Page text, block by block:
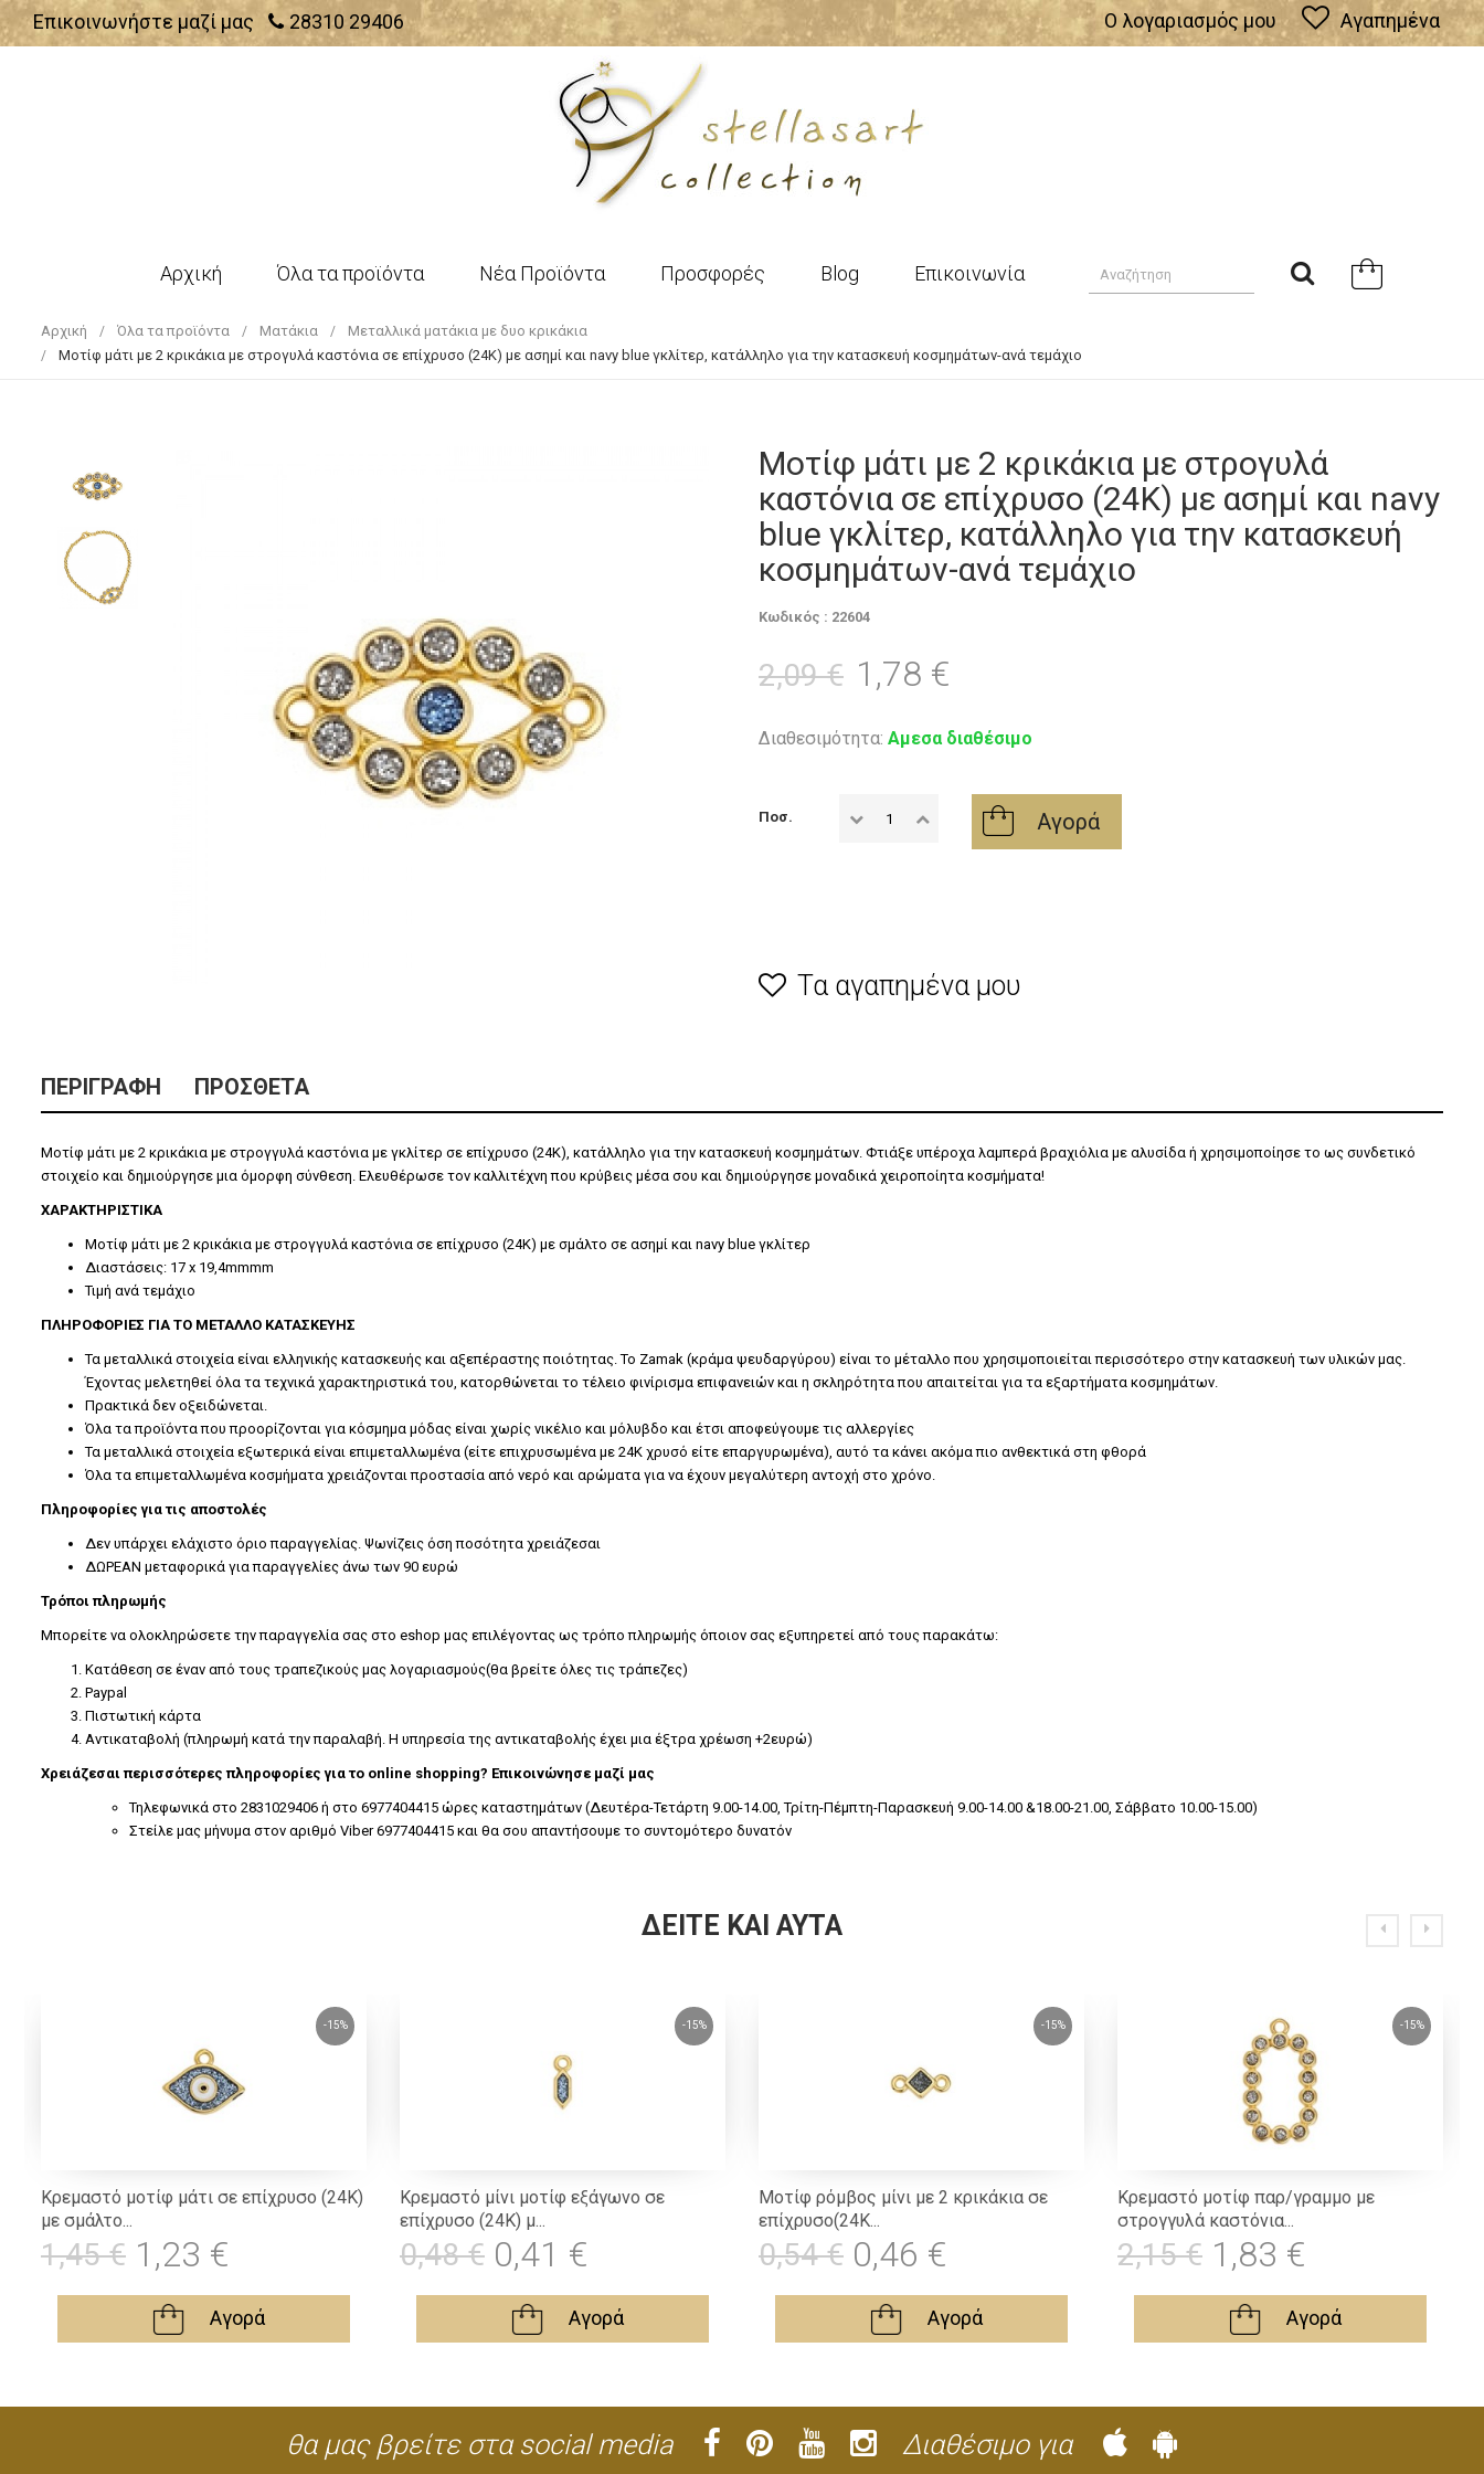
Επικοινωνήστε μαζί μας 28310 29406 Ο λογαριασμός μου Αγαπημένα
Αρχική Όλα τα προϊόντα Νέα Προϊόντα Προσφορές Blog Επικοινωνία
Αρχική Όλα τα προϊόντα Ματάκια
Μεταλλικά ματάκια με δυο κρικάκια
Μοτίφ μάτι με 2 κρικάκια με στρογυλά καστόνια σε επίχρυσο (24Κ) με ασημί και navy blue γκλίτερ, κατάλληλο για την κατασκευή κοσμημάτων-ανά τεμάχιο
Μοτίφ μάτι με 2 κρικάκια με στρογυλά
καστόνια σε επίχρυσο (24Κ) με ασημί και navy
blue γκλίτερ, κατάλληλο για την κατασκευή
κοσμημάτων-ανά τεμάχιο
Κωδικός : 22604
2,09 € 1,78 €
Διαθεσιμότητα: Αμεσα διαθέσιμο
Ποσ. Αγορά
Τα αγαπημένα μου
ΠΕΡΙΓΡΑΦΉ ΠΡΌΣΘΕΤΑ
Μοτίφ μάτι με 2 κρικάκια με στρογγυλά καστόνια με γκλίτερ σε επίχρυσο (24Κ), κατάλληλο για την κατασκευή κοσμημάτων. Φτιάξε υπέροχα λαμπερά βραχιόλια με αλυσίδα ή χρησιμοποίησε το ως συνδετικό
στοιχείο και δημιούργησε μια όμορφη σύνθεση. Ελευθέρωσε τον καλλιτέχνη που κρύβεις μέσα σου και δημιούργησε μοναδικά χειροποίητα κοσμήματα!
ΧΑΡΑΚΤΗΡΙΣΤΙΚΑ
Μοτίφ μάτι με 2 κρικάκια με στρογγυλά καστόνια σε επίχρυσο (24Κ) με σμάλτο σε ασημί και navy blue γκλίτερ
Διαστάσεις: 17 x 19,4mmmm
Τιμή ανά τεμάχιο
ΠΛΗΡΟΦΟΡΙΕΣ ΓΙΑ ΤΟ ΜΕΤΑΛΛΟ ΚΑΤΑΣΚΕΥΗΣ
Τα μεταλλικά στοιχεία είναι ελληνικής κατασκευής και αξεπέραστης ποιότητας. Το Zamak (κράμα ψευδαργύρου) είναι το μέταλλο που χρησιμοποιείται περισσότερο στην κατασκευή των υλικών μας.
Έχοντας μελετηθεί όλα τα τεχνικά χαρακτηριστικά του, κατορθώνεται το τέλειο φινίρισμα επιφανειών και η σκληρότητα που απαιτείται για τα εξαρτήματα κοσμημάτων.
Πρακτικά δεν οξειδώνεται.
Όλα τα προϊόντα που προορίζονται για κόσμημα μόδας είναι χωρίς νικέλιο και μόλυβδο και έτσι αποφεύγουμε τις αλλεργίες
Τα μεταλλικά στοιχεία εξωτερικά είναι επιμεταλλωμένα (είτε επιχρυσωμένα με 24Κ χρυσό είτε επαργυρωμένα), αυτό τα κάνει ακόμα πιο ανθεκτικά στη φθορά
Όλα τα επιμεταλλωμένα κοσμήματα χρειάζονται προστασία από νερό και αρώματα για να έχουν μεγαλύτερη αντοχή στο χρόνο.
Πληροφορίες για τις αποστολές
Δεν υπάρχει ελάχιστο όριο παραγγελίας. Ψωνίζεις όση ποσότητα χρειάζεσαι
ΔΩΡΕΑΝ μεταφορικά για παραγγελίες άνω των 90 ευρώ
Τρόποι πληρωμής
Μπορείτε να ολοκληρώσετε την παραγγελία σας στο eshop μας επιλέγοντας ως τρόπο πληρωμής όποιον σας εξυπηρετεί από τους παρακάτω:
Κατάθεση σε έναν από τους τραπεζικούς μας λογαριασμούς(θα βρείτε όλες τις τράπεζες)
Paypal
Πιστωτική κάρτα
Αντικαταβολή (πληρωμή κατά την παραλαβή. Η υπηρεσία της αντικαταβολής έχει μια έξτρα χρέωση +2ευρώ)
Χρειάζεσαι περισσότερες πληροφορίες για το online shopping? Επικοινώνησε μαζί μας
Τηλεφωνικά στο 2831029406 ή στο 6977404415 ώρες καταστημάτων (Δευτέρα-Τετάρτη 9.00-14.00, Τρίτη-Πέμπτη-Παρασκευή 9.00-14.00 &18.00-21.00, Σάββατο 10.00-15.00)
Στείλε μας μήνυμα στον αριθμό Viber 6977404415 και θα σου απαντήσουμε το συντομότερο δυνατόν
ΔΕΊΤΕ ΚΑΙ ΑΥΤΆ
-15%
Κρεμαστό μοτίφ μάτι σε επίχρυσο (24Κ)
με σμάλτο...
1,45 € 1,23 €
Αγορά
-15%
Κρεμαστό μίνι μοτίφ εξάγωνο σε
επίχρυσο (24Κ) μ...
0,48 € 0,41 €
Αγορά
-15%
Μοτίφ ρόμβος μίνι με 2 κρικάκια σε
επίχρυσο(24Κ...
0,54 € 0,46 €
Αγορά
-15%
Κρεμαστό μοτίφ παρ/γραμμο με
στρογγυλά καστόνια...
2,15 € 1,83 €
Αγορά
θα μας βρείτε στα social media Διαθέσιμο για